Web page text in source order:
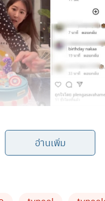
ปพร้อมระบุแคปชั่นว่า
อมม่ามีแต่ความสุข ยิ้มแ
อ่านเพิ่ม